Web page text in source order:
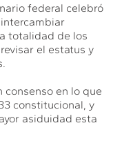
federal celebró
totalidad de los
el estatus y
consenso en lo que
constitucional, y
asiduidad esta